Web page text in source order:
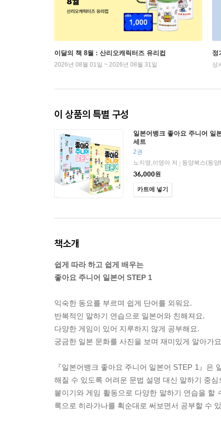
이달의 책 8월 : 산리오캐릭터즈 유리컵
2026년 08월 01일 ~ 2026년 08월 31일
정
상
이 상품의 특별 구성
일본어뱅크 좋아요 주니어 일
세트
2권
노지영,이영아 저
동양북스(동
36,000원
카트에 넣기
책소개
쉽게 따라 하고 쉽게 배우는
좋아요 주니어 일본어 STEP 1
익숙한 동요를 부르며 쉽게 단어를 외워요.
반복적인 말하기 연습으로 일본어와 친해져요.
다양한 게임이 있어 지루하지 않게 공부해요.
궁금한 일본 문화를 사진을 보며 재미있게 알아가
『일본어뱅크 좋아요 주니어 일본어 STEP 1』
해질 수 있도록 어려운 문법 설명 대신 말하기 중
붙이기와 게임 활동으로 다양한 말하기 연습을 할
록으로 히라가나를 획순대로 써보면서 공부할 수